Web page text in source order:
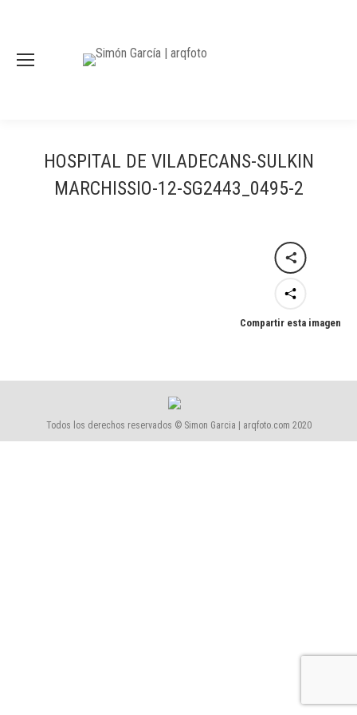
HOSPITAL DE VILADECANS-SULKIN
MARCHISSIO-12-SG2443_0495-2
Compartir esta imagen
Todos los derechos reservados © Simon Garcia | arqfoto.com 2020